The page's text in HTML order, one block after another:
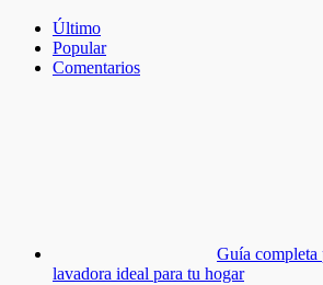
Último
Popular
Comentarios
Guía completa
lavadora ideal para tu hogar